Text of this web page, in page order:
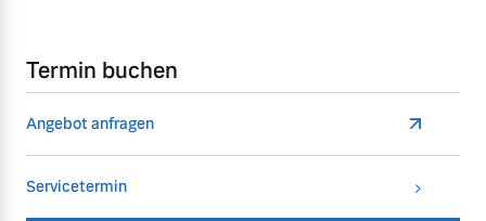
Termin buchen
Angebot anfragen
Servicetermin